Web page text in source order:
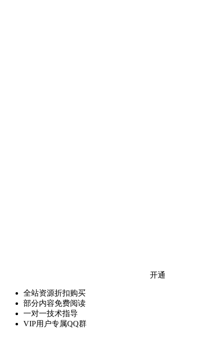
开通
全站资源折扣购买
部分内容免费阅读
一对一技术指导
VIP用户专属QQ群